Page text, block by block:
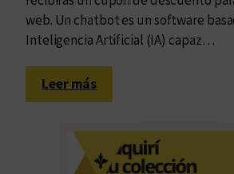
a
s
l
e
s
web. Un chatbot es un software
Inteligencia Artificial (IA) capaz…
Leer más:
¡
u